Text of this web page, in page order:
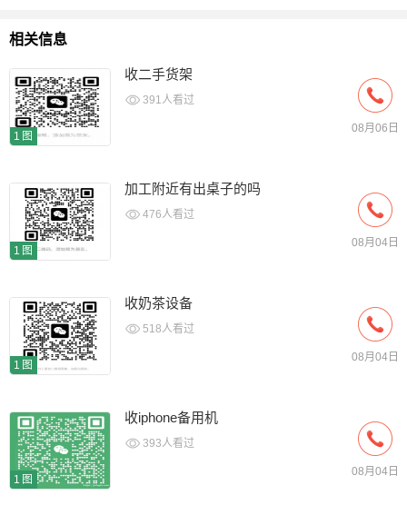
相关信息
1图
收二手货架
391人看过
08月06日
1图
加工附近有出桌子的吗
476人看过
08月04日
1图
收奶茶设备
518人看过
08月04日
1图
收iphone备用机
393人看过
08月04日